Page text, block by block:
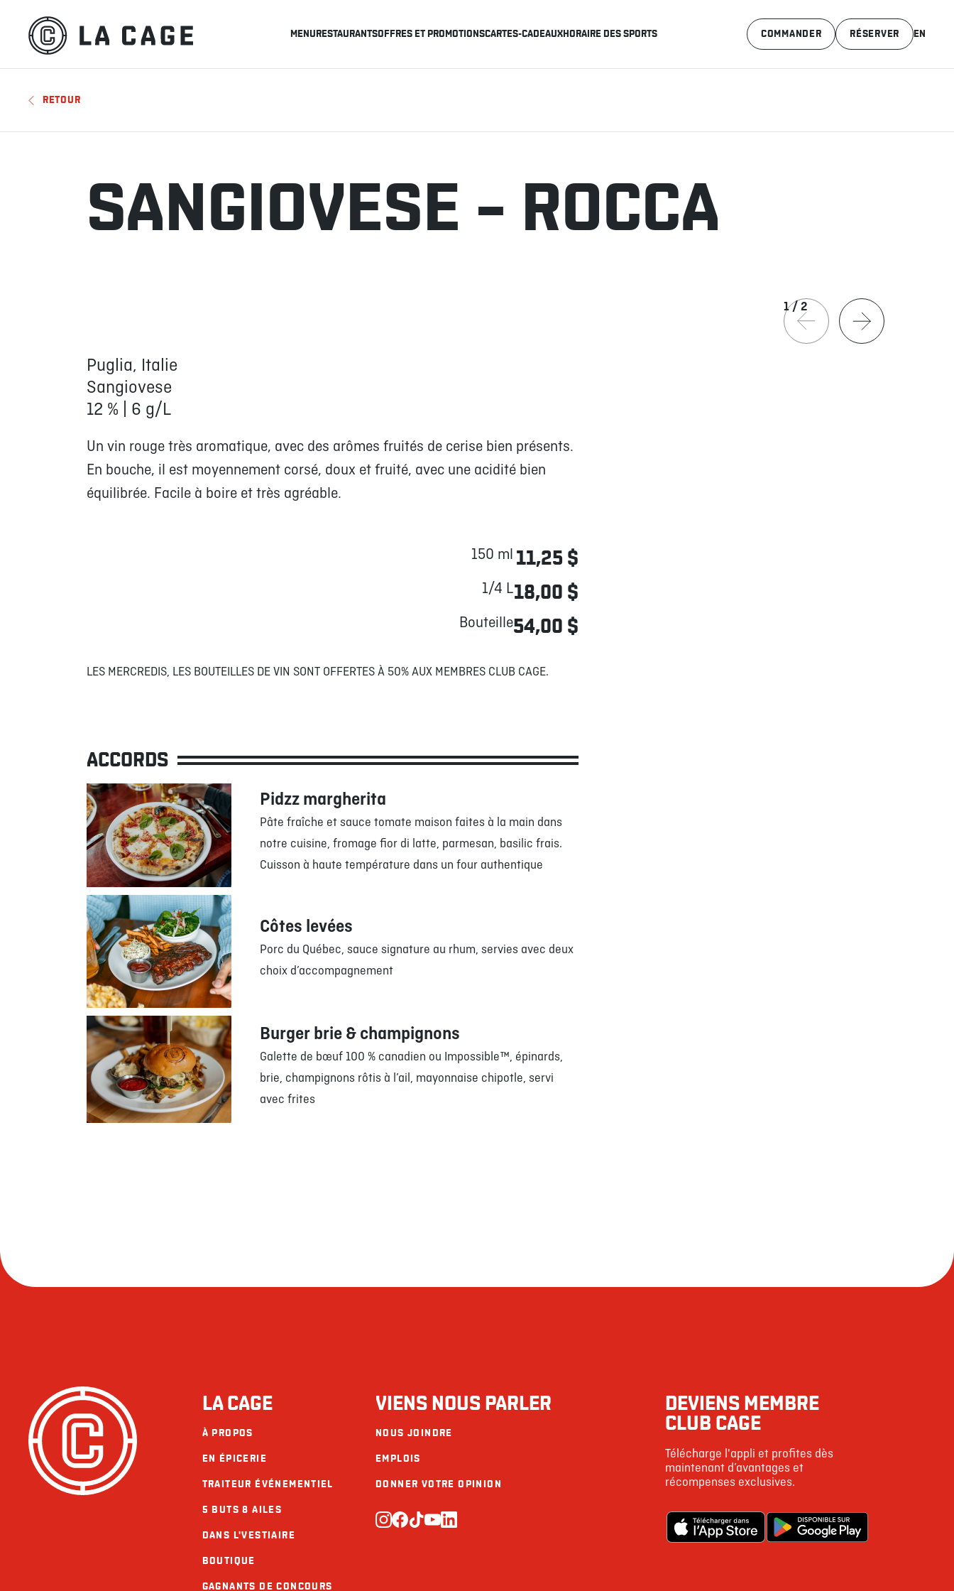
MENURESTAURANTSOFFRES ET PROMOTIONSCARTES-CADEAUXHORAIRE DES SPORTS RÉSERVER
COMMANDER EN
RETOUR
SANGIOVESE – ROCCA
1/2
Puglia, Italie
Sangiovese
12 % | 6 g/L
Un vin rouge très aromatique, avec des arômes fruités de cerise bien présents.
En bouche, il est moyennement corsé, doux et fruité, avec une acidité bien
équilibrée. Facile à boire et très agréable.
150 ml 11,25 $
1/4 L18,00 $
Bouteille54,00 $
LES MERCREDIS, LES BOUTEILLES DE VIN SONT OFFERTES À 50% AUX MEMBRES CLUB CAGE.
ACCORDS
Pidzz margherita
Pâte fraîche et sauce tomate maison faites à la main dans
notre cuisine, fromage fior di latte, parmesan, basilic frais.
Cuisson à haute température dans un four authentique
Côtes levées
Porc du Québec, sauce signature au rhum, servies avec deux
choix d’accompagnement
Burger brie & champignons
Galette de bœuf 100 % canadien ou Impossible™, épinards,
brie, champignons rôtis à l’ail, mayonnaise chipotle, servi
avec frites
LA CAGE
À PROPOS
EN ÉPICERIE
TRAITEUR ÉVÉNEMENTIEL
5 BUTS 8 AILES
DANS L'VESTIAIRE
BOUTIQUE
GAGNANTS DE CONCOURS
VIENS NOUS PARLER
NOUS JOINDRE
EMPLOIS
DONNER VOTRE OPINION
DEVIENS MEMBRE
CLUB CAGE
Télécharge l'appli et profites dès
maintenant d’avantages et
récompenses exclusives.